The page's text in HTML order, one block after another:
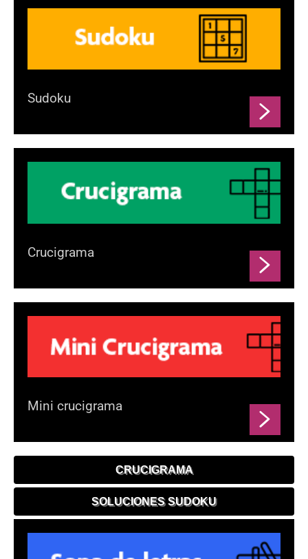
Sudoku
Crucigrama
Mini crucigrama
CRUCIGRAMA
SOLUCIONES SUDOKU